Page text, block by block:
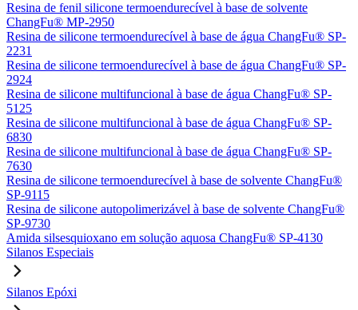
Resina de fenil silicone termoendurecível à base de solvente
ChangFu® MP-2950
Resina de silicone termoendurecível à base de água ChangFu® SP-
2231
Resina de silicone termoendurecível à base de água ChangFu® SP-
2924
Resina de silicone multifuncional à base de água ChangFu® SP-
5125
Resina de silicone multifuncional à base de água ChangFu® SP-
6830
Resina de silicone multifuncional à base de água ChangFu® SP-
7630
Resina de silicone termoendurecível à base de solvente ChangFu®
SP-9115
Resina de silicone autopolimerizável à base de solvente ChangFu®
SP-9730
Amida silsesquioxano em solução aquosa ChangFu® SP-4130
Silanos Especiais
Silanos Epóxi